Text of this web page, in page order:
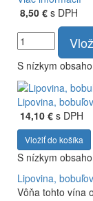
8,50 € s DPH
S nízkym
Lipovina,
14,10 € s DPH
Vložiť do košíka
S nízkym
Lipovina,
Vôňa tohto vína